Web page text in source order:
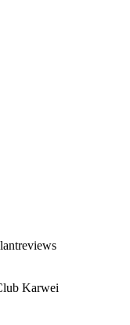
Karwei